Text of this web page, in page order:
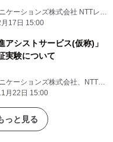
ケーションズ株式会社 NTTレゾ
社 foo.log株式会社
17日 15:00
アシストサービス(仮称)」
実験について
ケーションズ株式会社、NTTレ
会社、foo.log株式会社
月22日 15:00
っと見る